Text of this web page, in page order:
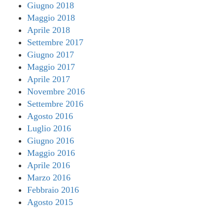
Giugno 2018
Maggio 2018
Aprile 2018
Settembre 2017
Giugno 2017
Maggio 2017
Aprile 2017
Novembre 2016
Settembre 2016
Agosto 2016
Luglio 2016
Giugno 2016
Maggio 2016
Aprile 2016
Marzo 2016
Febbraio 2016
Agosto 2015